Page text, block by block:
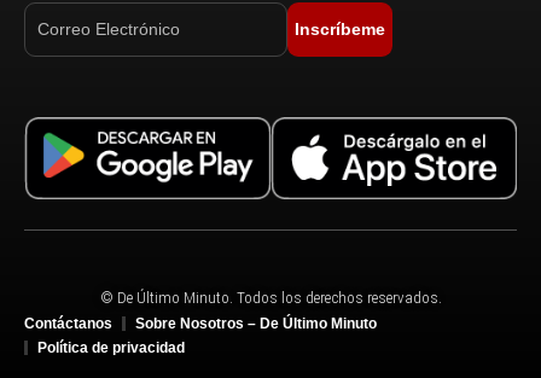
Inscríbeme
© De Último Minuto. Todos los derechos reservados.
Contáctanos
Sobre Nosotros – De Último Minuto
Política de privacidad